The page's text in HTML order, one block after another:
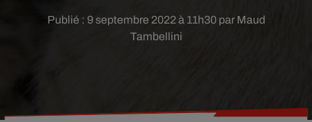
Publié : 9 septembre 2022 à 11h30 par Maud
Tambellini